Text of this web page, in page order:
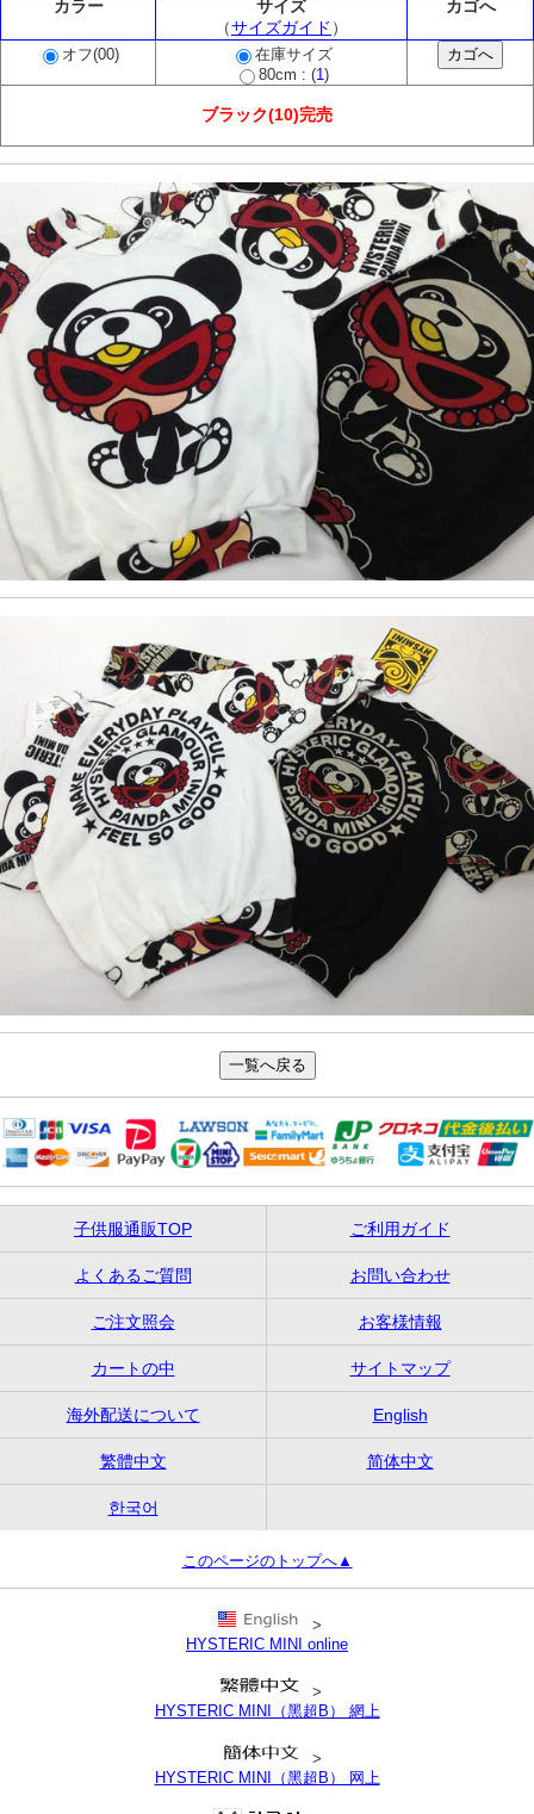
カラー
サイズ
（サイズガイド ）
カゴへ
オフ(00)
在庫サイズ
80cm : (1)
ブラック(10)完売
子供服通販TOP ご利用ガイド
よくあるご質問 お問い合わせ
ご注文照会 お客様情報
カートの中 サイトマップ
海外配送について English
繁體中文 简体中文
한국어
このページのトップへ▲
>
HYSTERIC MINI online
>
HYSTERIC MINI（黑超B） 網上
>
HYSTERIC MINI（黑超B） 网上